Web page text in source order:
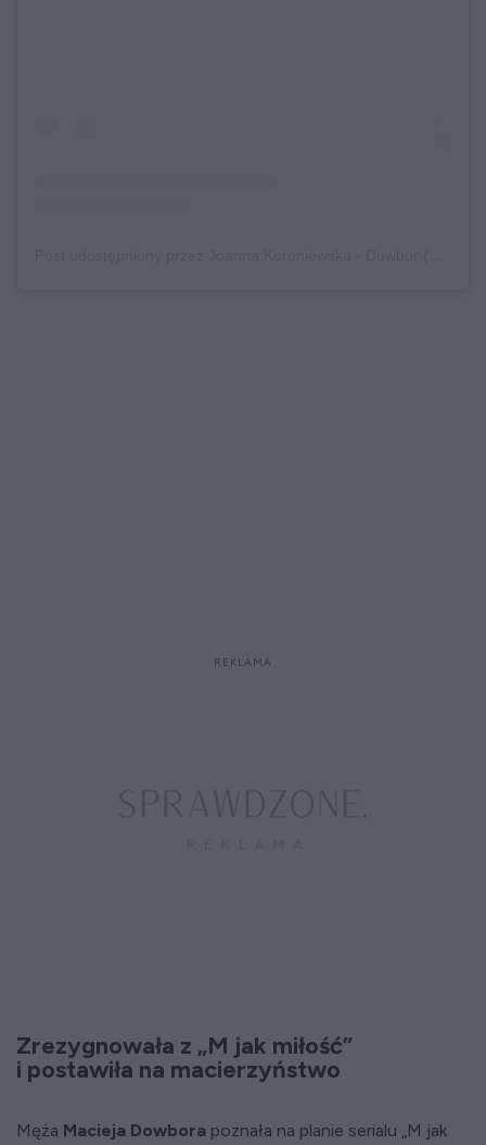
Zrezygnowała z „M jak miłość”
i postawiła na macierzyństwo
Męża Macieja Dowbora poznała na planie serialu „M jak